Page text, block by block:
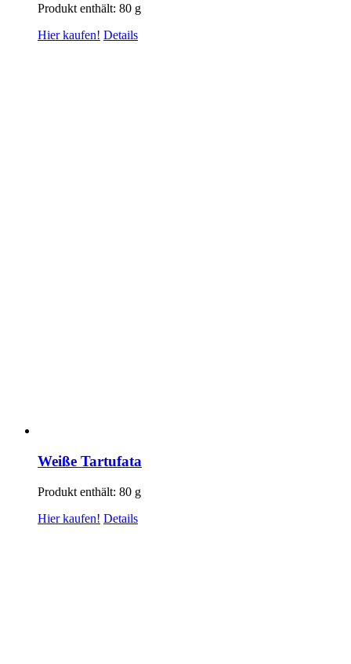
Produkt enthält: 80 g
Hier kaufen! Details
Weiße Tartufata
Produkt enthält: 80 g
Hier kaufen! Details